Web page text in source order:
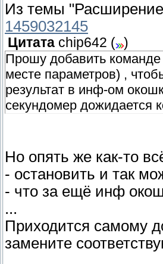
Из темы
1459032145
Цитата chip642 (
)
Прошу добавить
месте параметров) ,
результат в инф-ом
секундомер дожидается
Но опять же как-то
- остановить и так
- что за ещё инф
...
Приходится самому
замените